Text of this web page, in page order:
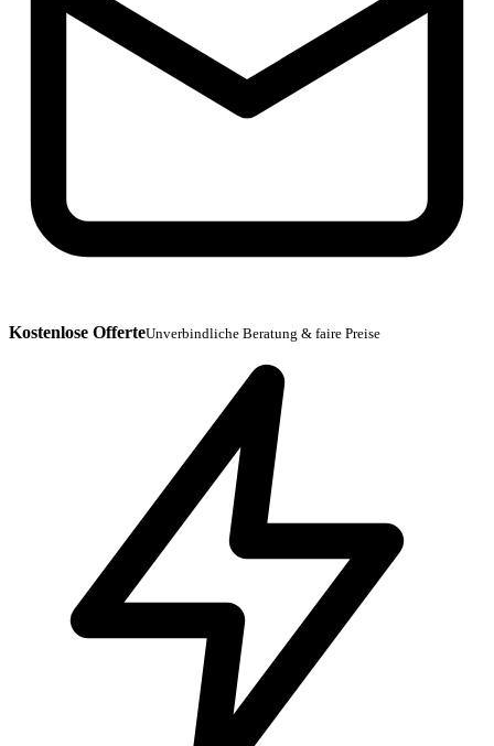
Kostenlose OfferteUnverbindliche Beratung & faire Preise